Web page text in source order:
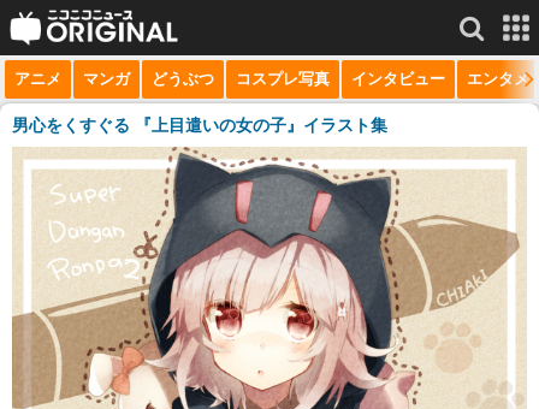
サービス一覧 もっと見る
niconico
動画
生放送
ニュース
チャンネル
マンガ
アニメ マンガ どうぶつ コスプレ写真 インタビュー エンタメ
男心をくすぐる 『上目遣いの女の子』イラスト集